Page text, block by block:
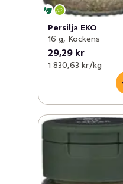
Persilja EKO
16 g, Kockens
29,29 kr
1 830,63 kr /kg